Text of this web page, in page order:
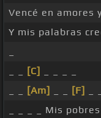
Vencé en amores
Y mis palabras
[C]
[Am] [F]
_ _ _ _ Mis